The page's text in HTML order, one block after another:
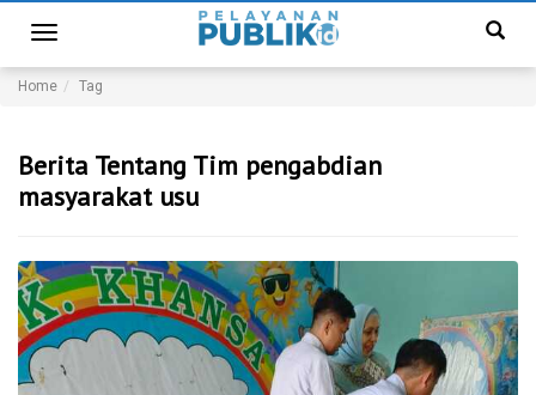
Toggle
navigation
Home Tag
Berita Tentang Tim pengabdian
masyarakat usu